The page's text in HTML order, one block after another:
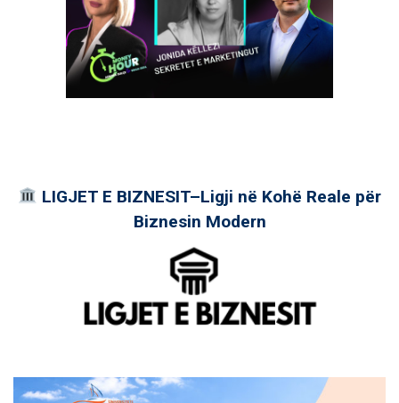
LIGJET E BIZNESIT–Ligji në Kohë Reale për
Biznesin Modern